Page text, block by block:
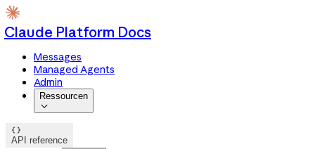
Claude Platform Docs
Messages
Managed Agents
Admin
Ressourcen


API reference